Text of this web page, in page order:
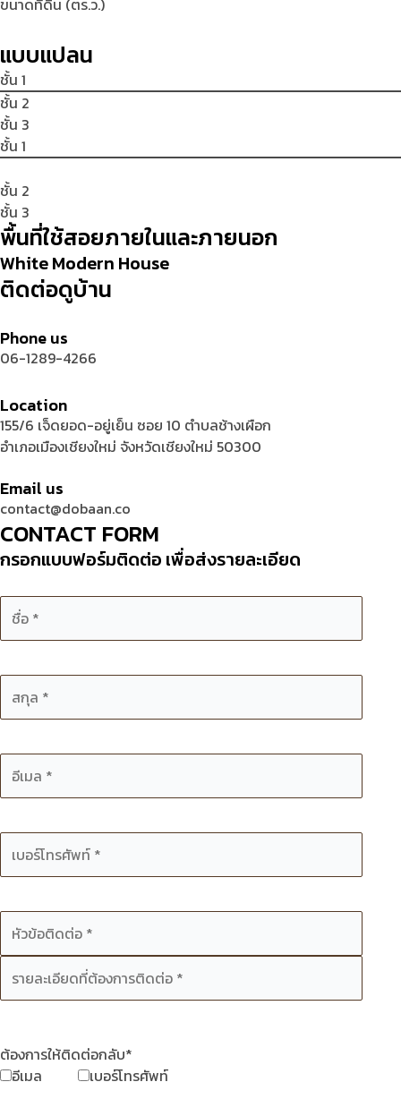
ขนาดที่ดิน (ตร.ว.)
แบบแปลน
ชั้น 1
ชั้น 2
ชั้น 3
ชั้น 1
ชั้น 2
ชั้น 3
พื้นที่ใช้สอยภายในและภายนอก
White Modern House
ติดต่อดูบ้าน
Phone us
06-1289-4266
Location
155/6 เจ็ดยอด-อยู่เย็น ซอย 10 ตำบลช้างเผือก
อำเภอเมืองเชียงใหม่ จังหวัดเชียงใหม่ 50300
Email us
contact@dobaan.co
CONTACT FORM
กรอกแบบฟอร์มติดต่อ เพื่อส่งรายละเอียด
ต้องการให้ติดต่อกลับ*
อีเมล
เบอร์โทรศัพท์